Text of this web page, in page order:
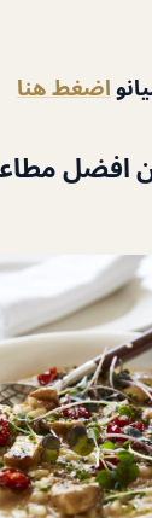
اضغط هنا
افضل